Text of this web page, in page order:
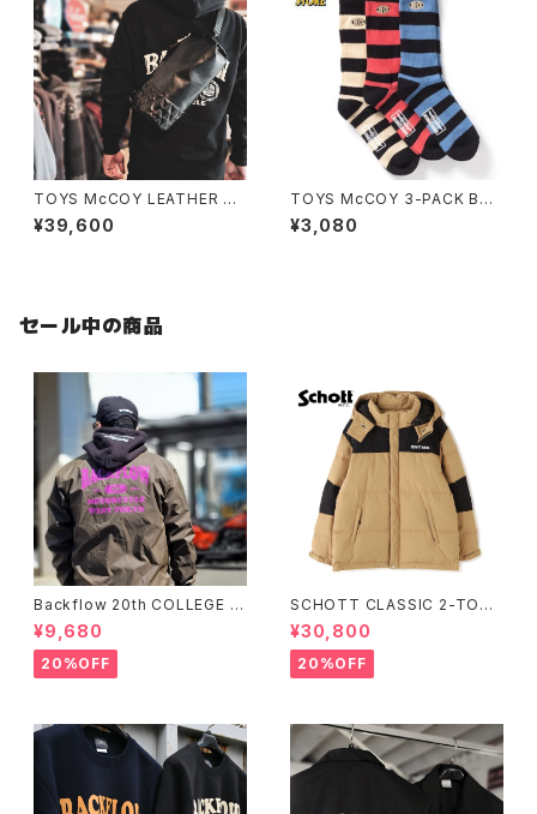
TOYS McCOY LEATHER DU
FFLE SACK
¥39,600
TOYS McCOY 3-PACK BOR
DER SOCKS
¥3,080
セール中の商品
Backflow 20th COLLEGE C
OACH JACKET
¥9,680
20%OFF
SCHOTT CLASSIC 2-TONE
DOWN JACKET
¥30,800
20%OFF